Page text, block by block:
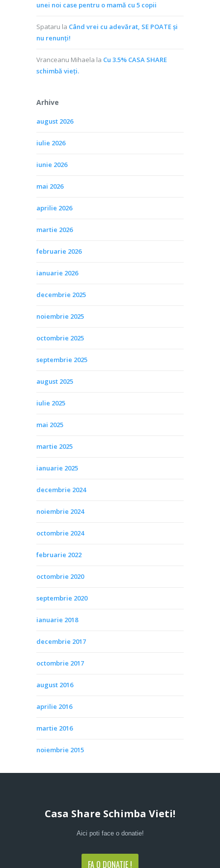
unei noi case pentru o mamă cu 5 copii
Spataru la Când vrei cu adevărat, SE POATE și
nu renunți!
Vranceanu Mihaela la Cu 3.5% CASA SHARE
schimbă vieţi.
Arhive
august 2026
iulie 2026
iunie 2026
mai 2026
aprilie 2026
martie 2026
februarie 2026
ianuarie 2026
decembrie 2025
noiembrie 2025
octombrie 2025
septembrie 2025
august 2025
iulie 2025
mai 2025
martie 2025
ianuarie 2025
decembrie 2024
noiembrie 2024
octombrie 2024
februarie 2022
octombrie 2020
septembrie 2020
ianuarie 2018
decembrie 2017
octombrie 2017
august 2016
aprilie 2016
martie 2016
noiembrie 2015
Casa Share Schimba Vieti!
Aici poti face o donatie!
FA O DONATIE !